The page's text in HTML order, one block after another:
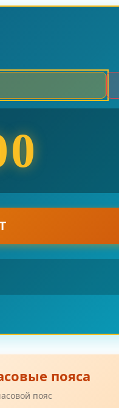
пояса
пояс